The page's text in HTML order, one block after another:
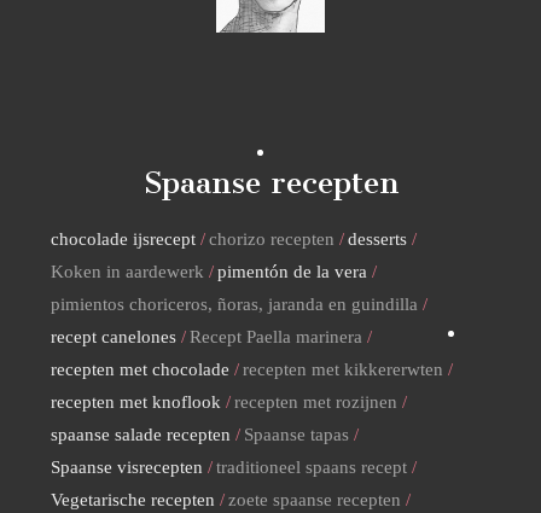
Spaanse recepten
chocolade ijsrecept chorizo recepten
desserts
Koken in aardewerk
pimentón de la vera
pimientos choriceros, ñoras, jaranda en guindilla
recept canelones
Recept Paella marinera
recepten met chocolade
recepten met kikkererwten
recepten met knoflook
recepten met rozijnen
spaanse salade recepten
Spaanse tapas
Spaanse visrecepten
traditioneel spaans recept
Vegetarische recepten
zoete spaanse recepten